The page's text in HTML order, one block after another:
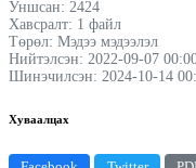
Уншсан: 2424
Хавсралт: 1 файл
Төрөл: Мэдээ мэдээлэл
Нийтэлсэн: 2022-09-07
Шинэчилсэн: 2024-10-14
Хуваалцах